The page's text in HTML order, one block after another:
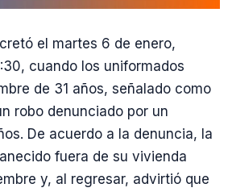
el martes 6 de enero,
cuando los uniformados
de 31 años, señalado como
robo denunciado por un
De acuerdo a la denuncia, la
fuera de su vivienda
y, al regresar, advirtió que